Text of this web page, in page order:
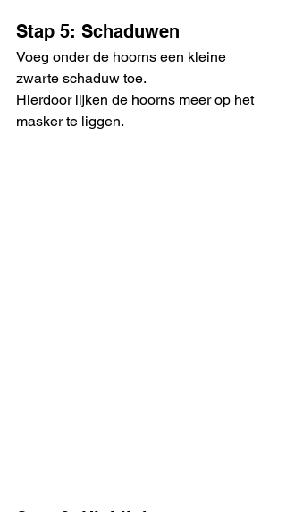
Stap 5: Schaduwen
Voeg onder de hoorns een kleine
zwarte schaduw toe.
Hierdoor lijken de hoorns meer op het
masker te liggen.